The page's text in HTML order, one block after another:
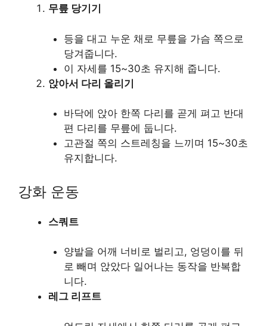
무릎 당기기
등을 대고 누운 채로 무릎을 가슴 쪽으로
당겨줍니다.
이 자세를 15~30초 유지해 줍니다.
앉아서 다리 올리기
바닥에 앉아 한쪽 다리를 곧게 펴고 반대
편 다리를 무릎에 둡니다.
고관절 쪽의 스트레칭을 느끼며 15~30초
유지합니다.
강화 운동
스쿼트
양발을 어깨 너비로 벌리고, 엉덩이를 뒤
로 빼며 앉았다 일어나는 동작을 반복합
니다.
레그 리프트